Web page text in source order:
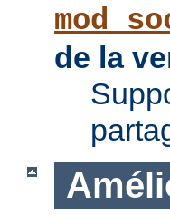
de la